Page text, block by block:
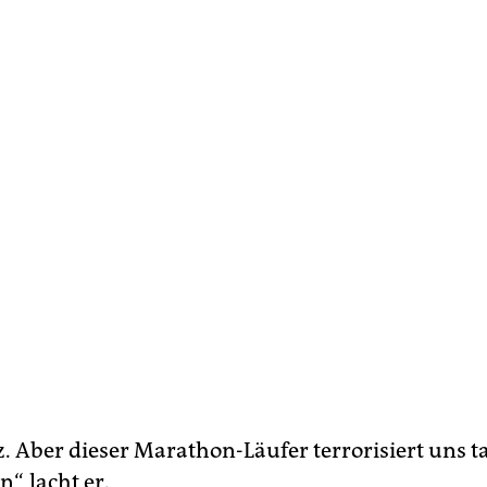
Aber dieser Marathon-Läufer terrorisiert uns
lacht er.